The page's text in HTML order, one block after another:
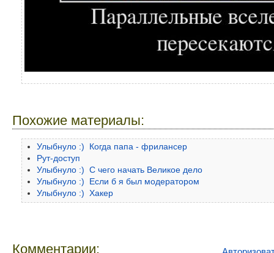
Похожие материалы:
Улыбнуло :) Когда папа - фрилансер
Рут-доступ
Улыбнуло :) С чего начать Великое дело
Улыбнуло :) Если б я был модератором
Улыбнуло :) Хакер
Комментарии: